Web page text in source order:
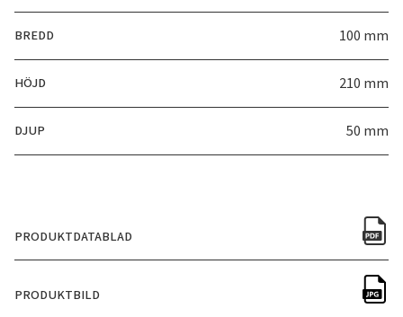
BREDD 100 mm
HÖJD 210 mm
DJUP 50 mm
PRODUKTDATABLAD
PRODUKTBILD